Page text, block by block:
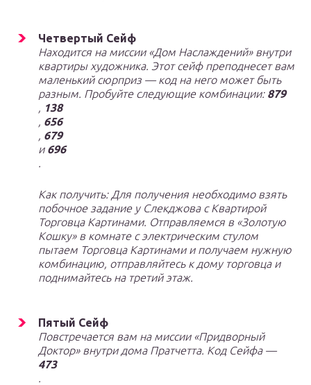
Четвертый Сейф
Находится на миссии «Дом Наслаждений» внутри
квартиры художника. Этот сейф преподнесет вам
маленький сюрприз — код на него может быть
разным. Пробуйте следующие комбинации: 879
, 138
, 656
, 679
и 696
.
Как получить: Для получения необходимо взять
побочное задание у Слекджова с Квартирой
Торговца Картинами. Отправляемся в «Золотую
Кошку» в комнате с электрическим стулом
пытаем Торговца Картинами и получаем нужную
комбинацию, отправляйтесь к дому торговца и
поднимайтесь на третий этаж.
Пятый Сейф
Повстречается вам на миссии «Придворный
Доктор» внутри дома Пратчетта. Код Сейфа —
473
.